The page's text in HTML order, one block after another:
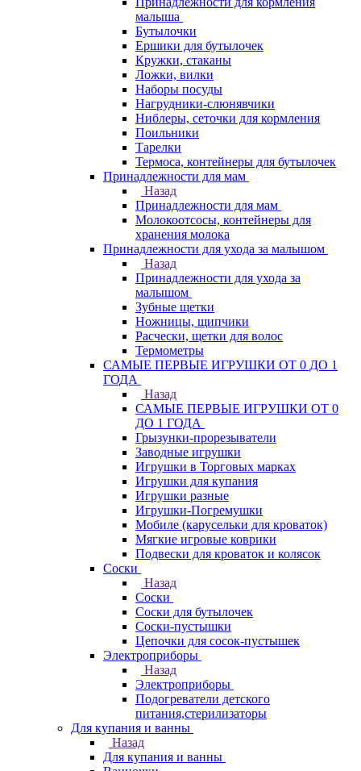
малыша
Бутылочки
Ершики для бутылочек
Кружки, стаканы
Ложки, вилки
Наборы посуды
Нагрудники-слюнявчики
Ниблеры, сеточки для кормления
Поильники
Тарелки
Термоса, контейнеры для бутылочек
Принадлежности для мам
Назад
Принадлежности для мам
Молокоотсосы, контейнеры для
хранения молока
Принадлежности для ухода за малышом
Назад
Принадлежности для ухода за
малышом
Зубные щетки
Ножницы, щипчики
Расчески, щетки для волос
Термометры
САМЫЕ ПЕРВЫЕ ИГРУШКИ ОТ 0 ДО 1
ГОДА
Назад
САМЫЕ ПЕРВЫЕ ИГРУШКИ ОТ 0
ДО 1 ГОДА
Грызунки-прорезыватели
Заводные игрушки
Игрушки в Торговых марках
Игрушки для купания
Игрушки разные
Игрушки-Погремушки
Мобиле (карусельки для кроваток)
Мягкие игровые коврики
Подвески для кроваток и колясок
Соски
Назад
Соски
Соски для бутылочек
Соски-пустышки
Цепочки для сосок-пустышек
Электроприборы
Назад
Электроприборы
Подогреватели детского
питания,стерилизаторы
Для купания и ванны
Назад
Для купания и ванны